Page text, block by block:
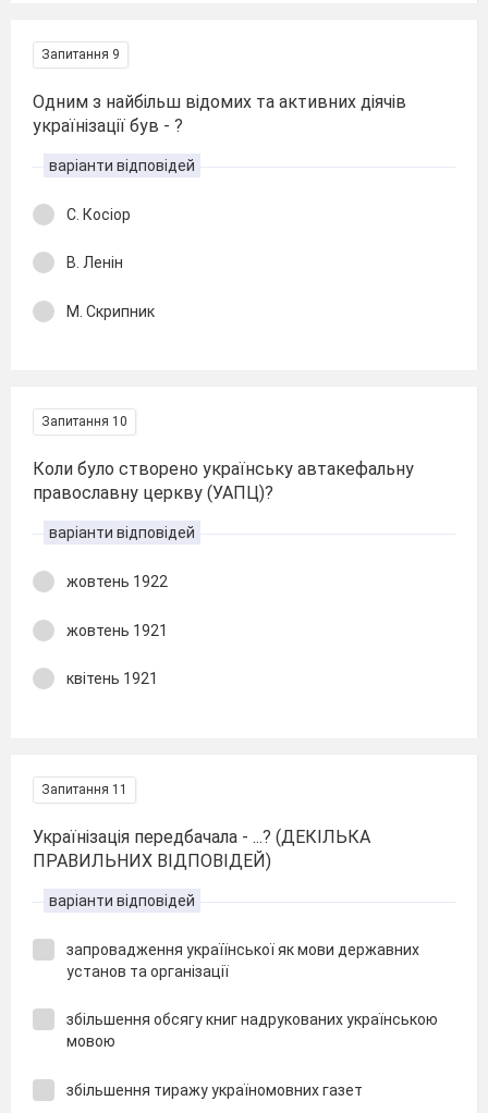
Запитання 9
Одним з найбільш відомих та активних діячів
українізації був - ?
варіанти відповідей
С. Косіор
В. Ленін
М. Скрипник
Запитання 10
Коли було створено українську автакефальну
православну церкву (УАПЦ)?
варіанти відповідей
жовтень 1922
жовтень 1921
квітень 1921
Запитання 11
Українізація передбачала - ...? (ДЕКІЛЬКА
ПРАВИЛЬНИХ ВІДПОВІДЕЙ)
варіанти відповідей
запровадження україїнської як мови державних
установ та організації
збільшення обсягу книг надрукованих українською
мовою
збільшення тиражу україномовних газет